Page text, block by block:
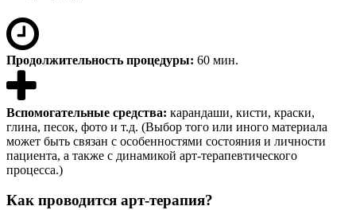
Продолжительность процедуры: 60 мин.
Вспомогательные средства: карандаши, кисти, краски,
глина, песок, фото и т.д. (Выбор того или иного материала
может быть связан с особенностями состояния и личности
пациента, а также с динамикой арт-терапевтического
процесса.)
Как проводится арт-терапия?